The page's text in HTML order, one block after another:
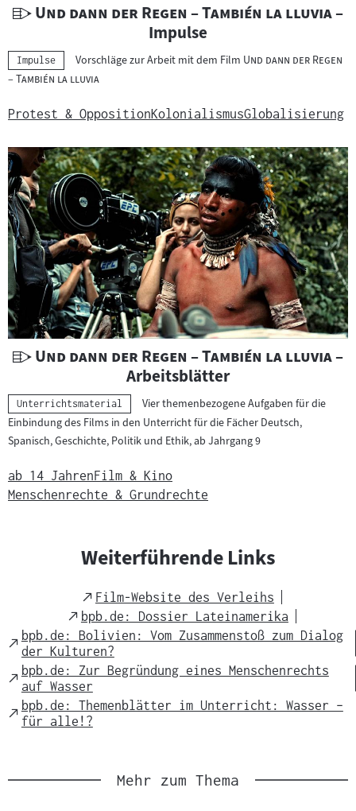
U
t
e
r
c
h
t
s
m
a
t
e
r
i
a
:
"
Und dann der Regen – También la lluvia"–
Impulse
Kategorie:
Impulse Vorschläge zur Arbeit mit dem Film "Und dann der Regen
– También la lluvia
Protest & OppositionKolonialismusGlobalisierung
U
t
e
r
i
c
e
r
i
a
l
:
"
Und dann der Regen – También la lluvia"–
Arbeitsblätter
Kategorie:
Unterrichtsmaterial
Vier themenbezogene Aufgaben für die
Einbindung des Films in den Unterricht für die Fächer Deutsch,
Spanisch, Geschichte, Politik und Ethik, ab Jahrgang 9
ab 14 JahrenFilm & Kino
Menschenrechte & Grundrechte
Weiterführende Links
External
Link
Film-Website des Verleihs
External
Link
bpb.de: Dossier Lateinamerika
External
Link
bpb.de: Bolivien: Vom Zusammenstoß zum Dialog
der Kulturen?
External
Link
bpb.de: Zur Begründung eines Menschenrechts
auf Wasser
External
Link
bpb.de: Themenblätter im Unterricht: Wasser –
für alle!?
Mehr zum Thema